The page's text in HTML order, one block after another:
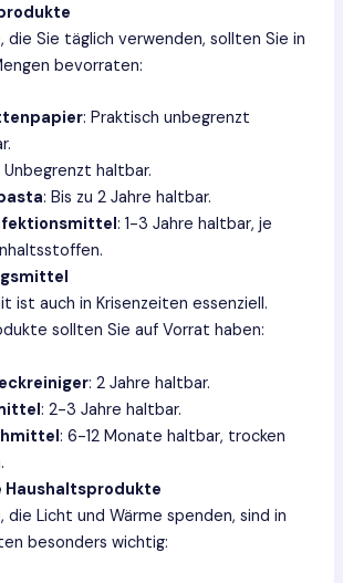
die Sie täglich verwenden, sollten Sie in
bevorraten:
: Praktisch unbegrenzt
Unbegrenzt haltbar.
: Bis zu 2 Jahre haltbar.
: 1-3 Jahre haltbar, je
ist auch in Krisenzeiten essenziell.
sollten Sie auf Vorrat haben:
: 2 Jahre haltbar.
: 2-3 Jahre haltbar.
: 6-12 Monate haltbar, trocken
Haushaltsprodukte
die Licht und Wärme spenden, sind in
besonders wichtig: